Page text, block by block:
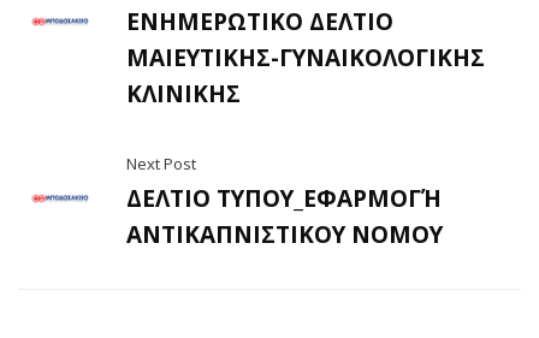
ΕΝΗΜΕΡΩΤΙΚΟ ΔΕΛΤΙΟ
ΜΑΙΕΥΤΙΚΗΣ-ΓΥΝΑΙΚΟΛΟΓΙΚΗΣ
ΚΛΙΝΙΚΗΣ
Next Post
ΔΕΛΤΙΟ ΤΥΠΟΥ_ΕΦΑΡΜΟΓΉ
ΑΝΤΙΚΑΠΝΙΣΤΙΚΟΥ ΝΟΜΟΥ